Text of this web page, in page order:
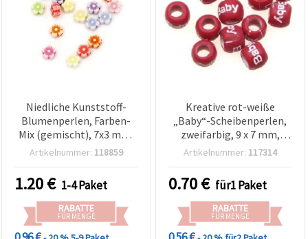
Niedliche Kunststoff-
Blumenperlen, Farben-
Mix (gemischt), 7x3 mm,
Loch: 1 mm – 50 g, ca. 450
Artikelnummer: 118859
1.20€ 1-4 Paket
RABATTE
FÜR MENGE
Kreative rot-weiße
„Baby“-Scheibenperlen,
zweifarbig, 9 x 7 mm,
Loch 5 mm – 20-g-
Ideal für DIY-Schmuck,
handgemachte
Geschenke & Accessoires
Artikelnummer: 117314
0.70€ für1 Paket
RABATTE
FÜR MENGE